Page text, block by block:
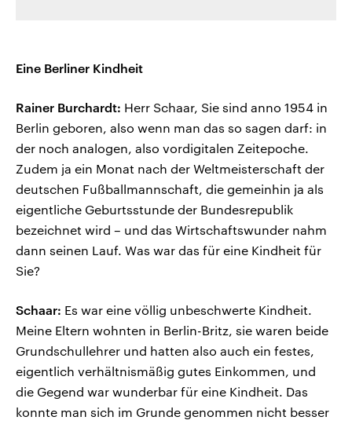
Eine Berliner Kindheit
Rainer Burchardt: Herr Schaar, Sie sind anno 1954 in
Berlin geboren, also wenn man das so sagen darf: in
der noch analogen, also vordigitalen Zeitepoche.
Zudem ja ein Monat nach der Weltmeisterschaft der
deutschen Fußballmannschaft, die gemeinhin ja als
eigentliche Geburtsstunde der Bundesrepublik
bezeichnet wird – und das Wirtschaftswunder nahm
dann seinen Lauf. Was war das für eine Kindheit für
Sie?
Schaar: Es war eine völlig unbeschwerte Kindheit.
Meine Eltern wohnten in Berlin-Britz, sie waren beide
Grundschullehrer und hatten also auch ein festes,
eigentlich verhältnismäßig gutes Einkommen, und
die Gegend war wunderbar für eine Kindheit. Das
konnte man sich im Grunde genommen nicht besser